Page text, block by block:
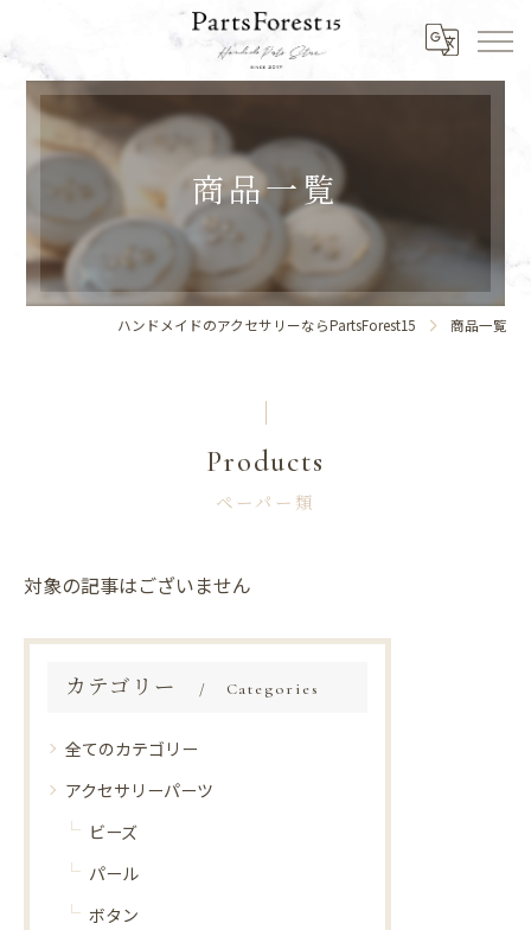
商品一覧
ハンドメイドのアクセサリーならPartsForest15 商品一覧
Products
ペーパー類
対象の記事はございません
カテゴリー Categories
全てのカテゴリー
アクセサリーパーツ
ビーズ
パール
ボタン